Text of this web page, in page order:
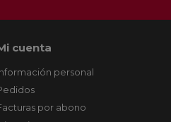
cuenta
personal
por abono